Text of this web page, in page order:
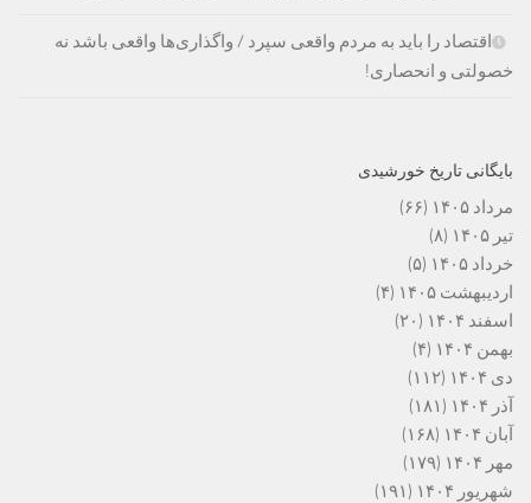
اقتصاد را باید به مردم واقعی سپرد / واگذاری‌ها واقعی باشد نه
خصولتی و انحصاری!
بایگانی تاریخ خورشیدی
مرداد ۱۴۰۵
(۶۶)
تیر ۱۴۰۵
(۸)
خرداد ۱۴۰۵
(۵)
اردیبهشت ۱۴۰۵
(۴)
اسفند ۱۴۰۴
(۲۰)
بهمن ۱۴۰۴
(۴)
دی ۱۴۰۴
(۱۱۲)
آذر ۱۴۰۴
(۱۸۱)
آبان ۱۴۰۴
(۱۶۸)
مهر ۱۴۰۴
(۱۷۹)
شهریور ۱۴۰۴
(۱۹۱)